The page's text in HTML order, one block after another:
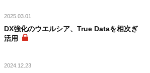
2025.03.01
DX強化のウエルシア、True Dataを相次ぎ
活用
2024.12.23